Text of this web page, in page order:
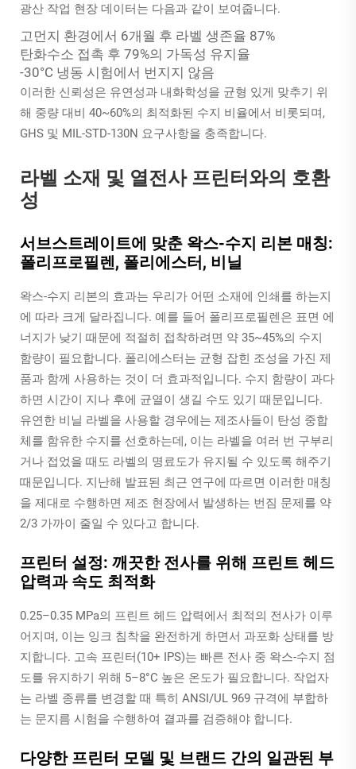
광산 작업 현장 데이터는 다음과 같이 보여줍니다.
고먼지 환경에서 6개월 후 라벨 생존율 87%
탄화수소 접촉 후 79%의 가독성 유지율
-30°C 냉동 시험에서 번지지 않음
이러한 신뢰성은 유연성과 내화학성을 균형 있게 맞추기 위
해 중량 대비 40~60%의 최적화된 수지 비율에서 비롯되며,
GHS 및 MIL-STD-130N 요구사항을 충족합니다.
라벨 소재 및 열전사 프린터와의 호환
성
서브스트레이트에 맞춘 왁스-수지 리본 매칭:
폴리프로필렌, 폴리에스터, 비닐
왁스-수지 리본의 효과는 우리가 어떤 소재에 인쇄를 하는지
에 따라 크게 달라집니다. 예를 들어 폴리프로필렌은 표면 에
너지가 낮기 때문에 적절히 접착하려면 약 35~45%의 수지
함량이 필요합니다. 폴리에스터는 균형 잡힌 조성을 가진 제
품과 함께 사용하는 것이 더 효과적입니다. 수지 함량이 과다
하면 시간이 지나 후에 균열이 생길 수도 있기 때문입니다.
유연한 비닐 라벨을 사용할 경우에는 제조사들이 탄성 중합
체를 함유한 수지를 선호하는데, 이는 라벨을 여러 번 구부리
거나 접었을 때도 라벨의 명료도가 유지될 수 있도록 해주기
때문입니다. 지난해 발표된 최근 연구에 따르면 이러한 매칭
을 제대로 수행하면 제조 현장에서 발생하는 번짐 문제를 약
2/3 가까이 줄일 수 있다고 합니다.
프린터 설정: 깨끗한 전사를 위해 프린트 헤드
압력과 속도 최적화
0.25–0.35 MPa의 프린트 헤드 압력에서 최적의 전사가 이루
어지며, 이는 잉크 침착을 완전하게 하면서 과포화 상태를 방
지합니다. 고속 프린터(10+ IPS)는 빠른 전사 중 왁스-수지 점
도를 유지하기 위해 5–8°C 높은 온도가 필요합니다. 작업자
는 라벨 종류를 변경할 때 특히 ANSI/UL 969 규격에 부합하
는 문지름 시험을 수행하여 결과를 검증해야 합니다.
다양한 프린터 모델 및 브랜드 간의 일관된 부